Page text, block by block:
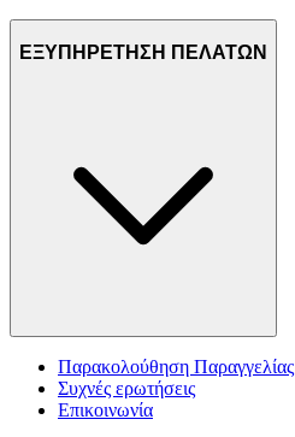
ΕΞΥΠΗΡΕΤΗΣΗ ΠΕΛΑΤΩΝ
Παρακολούθηση Παραγγελίας
Συχνές ερωτήσεις
Επικοινωνία